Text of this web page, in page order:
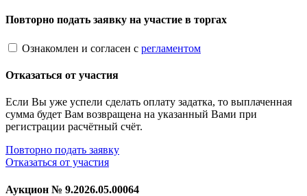
Повторно подать заявку на участие в торгах
Ознакомлен и согласен с регламентом
Отказаться от участия
Если Вы уже успели сделать оплату задатка, то выплаченная
сумма будет Вам возвращена на указанный Вами при
регистрации расчётный счёт.
Повторно подать заявку
Отказаться от участия
Аукцион № 9.2026.05.00064